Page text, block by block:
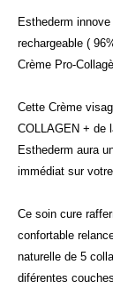
Esthederm
rechargeable (
Crème Pro-
Cette Crème
COLLAGEN + de
Esthederm aura
immédiat sur
Ce soin cure
confortable
naturelle de 5
diférentes